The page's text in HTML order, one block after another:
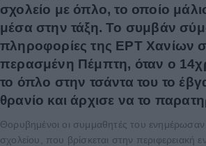
σχολείο με όπλο, το οποίο
μέσα στην τάξη. Το συμβάν
πληροφορίες της ΕΡΤ Χανίων
περασμένη Πέμπτη, όταν ο
το όπλο στην τσάντα του το
θρανίο και άρχισε να το
Θορυβημένοι οι συμμαθητές του ενημέρωσαν
σχολείου, που βρίσκεται στην περιφερειακή